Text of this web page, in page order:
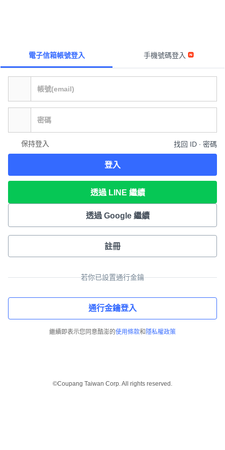
電子信箱帳號登入 手機號碼登入
保持登入 找回 ID ∙ 密碼
登入
透過 LINE 繼續
透過 Google 繼續
註冊
若你已設置通行金鑰
通行金鑰登入
繼續即表示您同意酷澎的使用條款和 隱私權政策
©Coupang Taiwan Corp. All rights reserved.